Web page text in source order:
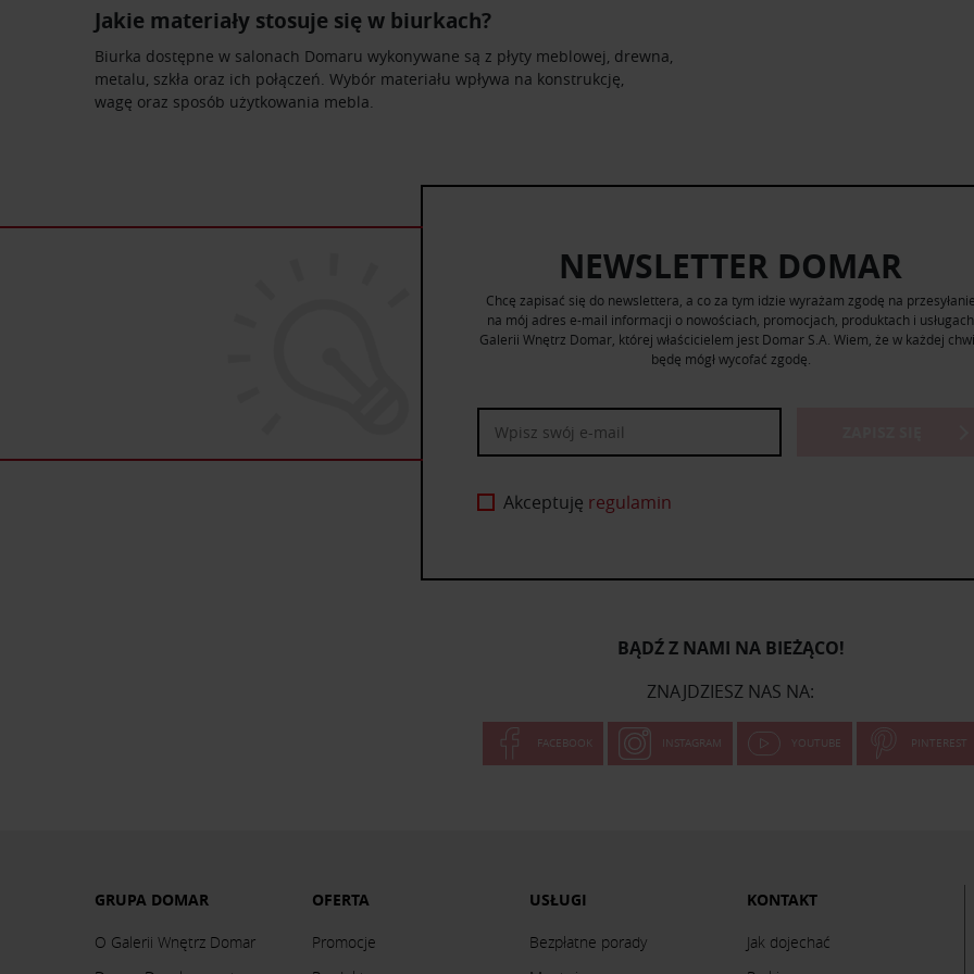
Jakie materiały stosuje się w biurkach?
Biurka dostępne w salonach Domaru wykonywane są z płyty meblowej, drewna,
metalu, szkła oraz ich połączeń. Wybór materiału wpływa na konstrukcję,
wagę oraz sposób użytkowania mebla.
NEWSLETTER DOMAR
Chcę zapisać się do newslettera, a co za tym idzie wyrażam zgodę na
na mój adres e-mail informacji o nowościach, promocjach, produktach i usługach
Galerii Wnętrz Domar, której właścicielem jest Domar S.A. Wiem, że w każdej
będę mógł wycofać zgodę.
Akceptuję regulamin
BĄDŹ Z NAMI NA BIEŻĄCO!
ZNAJDZIESZ NAS NA:
FACEBOOK INSTAGRAM YOUTUBE PINTEREST
GRUPA DOMAR
O Galerii Wnętrz Domar
OFERTA
Promocje
USŁUGI
Bezpłatne porady
KONTAKT
Jak dojechać